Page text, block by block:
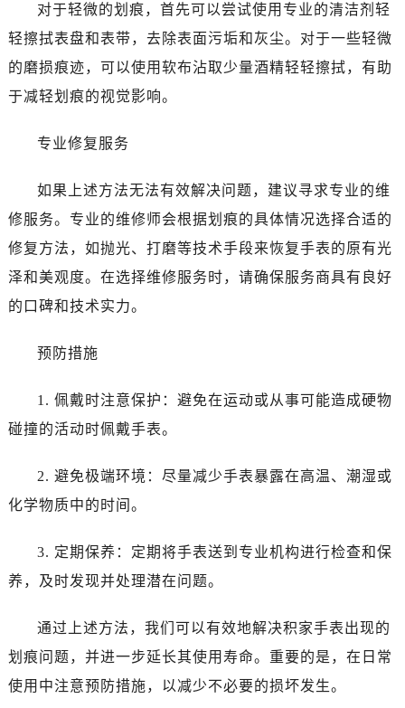
对于轻微的划痕，首先可以尝试使用专业的清洁剂轻
轻擦拭表盘和表带，去除表面污垢和灰尘。对于一些轻微
的磨损痕迹，可以使用软布沾取少量酒精轻轻擦拭，有助
于减轻划痕的视觉影响。
专业修复服务
如果上述方法无法有效解决问题，建议寻求专业的维
修服务。专业的维修师会根据划痕的具体情况选择合适的
修复方法，如抛光、打磨等技术手段来恢复手表的原有光
泽和美观度。在选择维修服务时，请确保服务商具有良好
的口碑和技术实力。
预防措施
1. 佩戴时注意保护：避免在运动或从事可能造成硬物
碰撞的活动时佩戴手表。
2. 避免极端环境：尽量减少手表暴露在高温、潮湿或
化学物质中的时间。
3. 定期保养：定期将手表送到专业机构进行检查和保
养，及时发现并处理潜在问题。
通过上述方法，我们可以有效地解决积家手表出现的
划痕问题，并进一步延长其使用寿命。重要的是，在日常
使用中注意预防措施，以减少不必要的损坏发生。